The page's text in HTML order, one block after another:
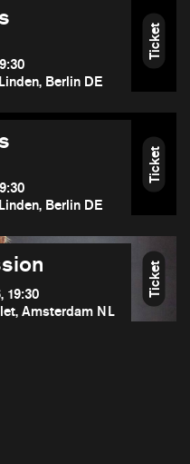
Berlin DE
Ticket
Berlin DE
Ticket
19:30
Amsterdam NL
Ticket